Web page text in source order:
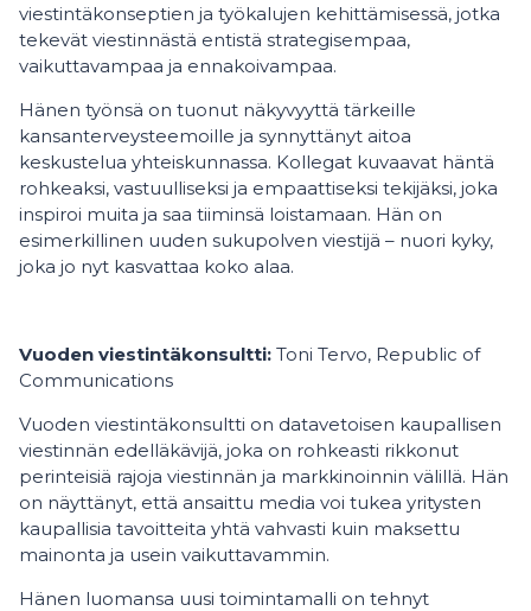
viestintäkonseptien ja työkalujen kehittämisessä, jotka
tekevät viestinnästä entistä strategisempaa,
vaikuttavampaa ja ennakoivampaa.
Hänen työnsä on tuonut näkyvyyttä tärkeille
kansanterveysteemoille ja synnyttänyt aitoa
keskustelua yhteiskunnassa. Kollegat kuvaavat häntä
rohkeaksi, vastuulliseksi ja empaattiseksi tekijäksi, joka
inspiroi muita ja saa tiiminsä loistamaan. Hän on
esimerkillinen uuden sukupolven viestijä – nuori kyky,
joka jo nyt kasvattaa koko alaa.
Vuoden viestintäkonsultti: Toni Tervo, Republic of
Communications
Vuoden viestintäkonsultti on datavetoisen kaupallisen
viestinnän edelläkävijä, joka on rohkeasti rikkonut
perinteisiä rajoja viestinnän ja markkinoinnin välillä. Hän
on näyttänyt, että ansaittu media voi tukea yritysten
kaupallisia tavoitteita yhtä vahvasti kuin maksettu
mainonta ja usein vaikuttavammin.
Hänen luomansa uusi toimintamalli on tehnyt